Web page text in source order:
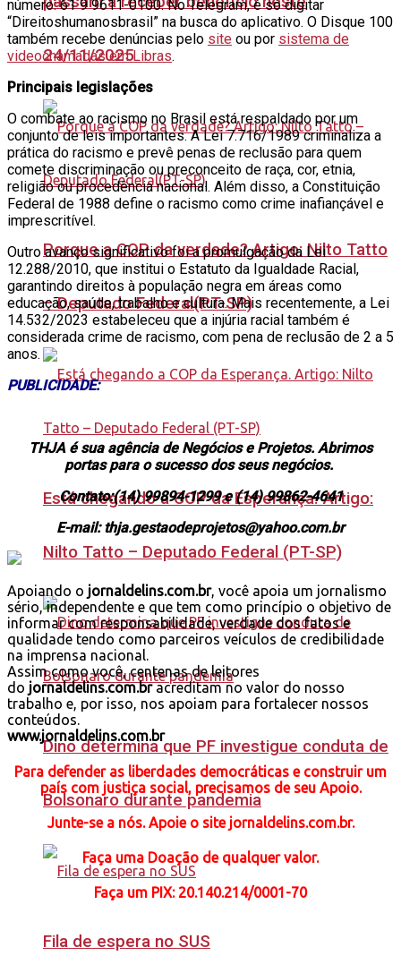
24/11/2025
Porque a COP da verdade? Artigo: Nilto Tatto
– Deputado Federal(PT-SP)
Está chegando a COP da Esperança. Artigo:
Nilto Tatto – Deputado Federal (PT-SP)
Dino determina que PF investigue conduta de
Bolsonaro durante pandemia
Fila de espera no SUS
número: 61 9 9611-0100. No Telegram, é só digitar
“Direitoshumanosbrasil” na busca do aplicativo. O Disque 100
também recebe denúncias pelo site ou por sistema de
videochamadas em Libras.
Principais legislações
O combate ao racismo no Brasil está respaldado por um
conjunto de leis importantes. A Lei 7.716/1989 criminaliza a
prática do racismo e prevê penas de reclusão para quem
comete discriminação ou preconceito de raça, cor, etnia,
religião ou procedência nacional. Além disso, a Constituição
Federal de 1988 define o racismo como crime inafiançável e
imprescritível.
Outro avanço significativo foi a promulgação da Lei
12.288/2010, que institui o Estatuto da Igualdade Racial,
garantindo direitos à população negra em áreas como
educação, saúde, trabalho e cultura. Mais recentemente, a Lei
14.532/2023 estabeleceu que a injúria racial também é
considerada crime de racismo, com pena de reclusão de 2 a 5
anos.
PUBLICIDADE:
THJA é sua agência de Negócios e Projetos. Abrimos
portas para o sucesso dos seus negócios.
Contato:(14) 99894-1299 e (14) 99862-4641
E-mail: thja.gestaodeprojetos@yahoo.com.br
Apoiando o jornaldelins.com.br, você apoia um jornalismo
sério, independente e que tem como princípio o objetivo de
informar com responsabilidade, verdade dos fatos e
qualidade tendo como parceiros veículos de credibilidade
na imprensa nacional.
Assim como você, centenas de leitores
do jornaldelins.com.bracreditam no valor do nosso
trabalho e, por isso, nos apoiam para fortalecer nossos
conteúdos.
www.jornaldelins.com.br
Para defender as liberdades democráticas e construir um
país com justiça social, precisamos de seu Apoio.
Junte-se a nós. Apoie o site jornaldelins.com.br.
Faça uma Doação de qualquer valor.
Faça um PIX: 20.140.214/0001-70